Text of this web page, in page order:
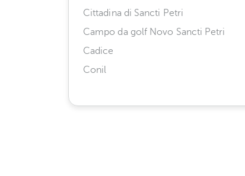
Cittadina di Sancti Petri
Campo da golf Novo Sancti Petri
Cadice
Conil